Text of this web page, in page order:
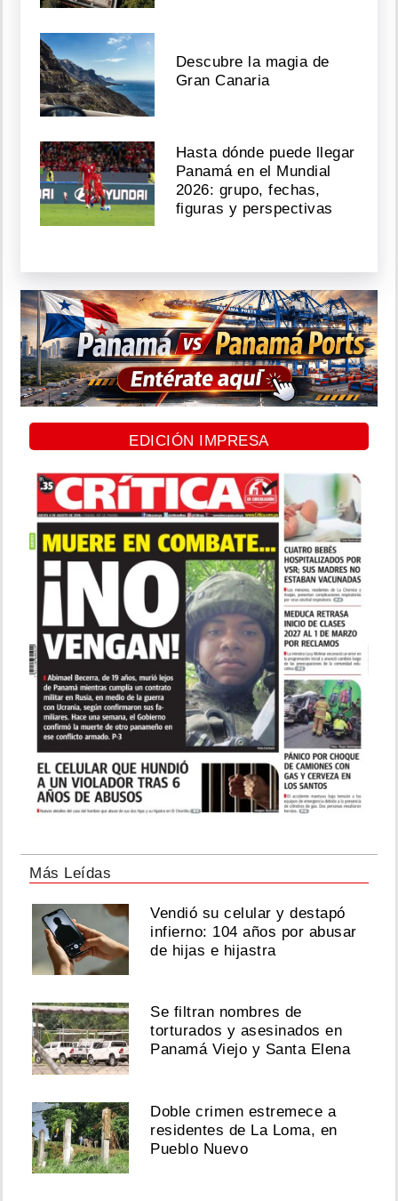
Descubre la magia de
Gran Canaria
Hasta dónde puede llegar
Panamá en el Mundial
2026: grupo, fechas,
figuras y perspectivas
EDICIÓN IMPRESA
Más Leídas
Vendió su celular y destapó
infierno: 104 años por abusar
de hijas e hijastra
Se filtran nombres de
torturados y asesinados en
Panamá Viejo y Santa Elena
Doble crimen estremece a
residentes de La Loma, en
Pueblo Nuevo